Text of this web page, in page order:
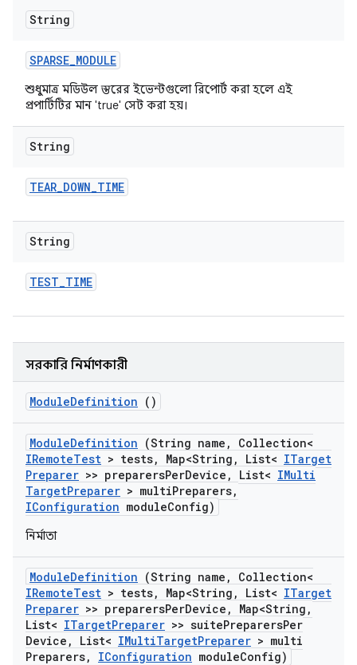
String
SPARSE_MODULE
শুধুমাত্র মডিউল স্তরের ইভেন্টগুলো রিপোর্ট করা হলে এই
প্রপার্টিটির মান 'true' সেট করা হয়।
String
TEAR_DOWN_TIME
String
TEST_TIME
সরকারি নির্মাণকারী
ModuleDefinition ()
ModuleDefinition (String name ,
Collection<
IRemoteTest > tests, Map<String , List< ITarget
Preparer >> preparersPerDevice , List< IMulti
TargetPreparer > multiPreparers,
IConfiguration moduleConfig)
নির্মাতা
ModuleDefinition (String name ,
Collection<
IRemoteTest > tests, Map<String , List< ITarget
Preparer >> preparersPerDevice , Map<String ,
List< ITargetPreparer >> suitePreparersPer
Device , List< IMultiTargetPreparer > multi
Preparers, IConfiguration moduleConfig)